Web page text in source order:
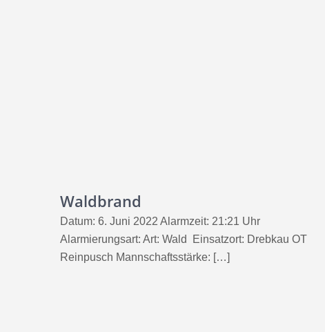
Waldbrand
Datum: 6. Juni 2022 Alarmzeit: 21:21 Uhr
Alarmierungsart: Art: Wald Einsatzort: Drebkau OT
Reinpusch Mannschaftsstärke: […]